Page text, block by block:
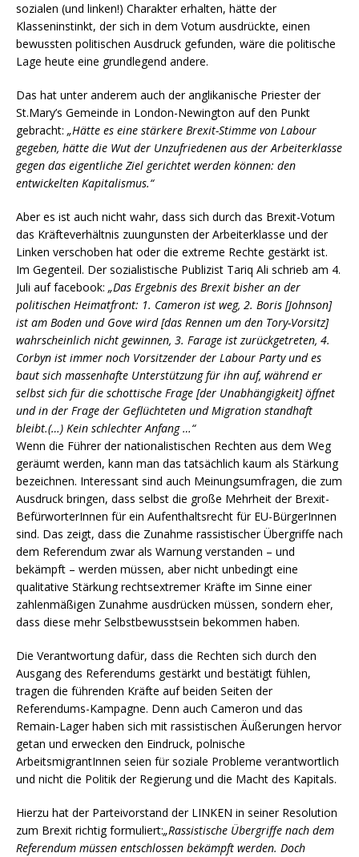
sozialen (und linken!) Charakter erhalten, hätte der
Klasseninstinkt, der sich in dem Votum ausdrückte, einen
bewussten politischen Ausdruck gefunden, wäre die politische
Lage heute eine grundlegend andere.
Das hat unter anderem auch der anglikanische Priester der
St.Mary’s Gemeinde in London-Newington auf den Punkt
gebracht: „Hätte es eine stärkere Brexit-Stimme von Labour
gegeben, hätte die Wut der Unzufriedenen aus der Arbeiterklasse
gegen das eigentliche Ziel gerichtet werden können: den
entwickelten Kapitalismus.“
Aber es ist auch nicht wahr, dass sich durch das Brexit-Votum
das Kräfteverhältnis zuungunsten der Arbeiterklasse und der
Linken verschoben hat oder die extreme Rechte gestärkt ist.
Im Gegenteil. Der sozialistische Publizist Tariq Ali schrieb am 4.
Juli auf facebook: „Das Ergebnis des Brexit bisher an der
politischen Heimatfront: 1. Cameron ist weg, 2. Boris [Johnson]
ist am Boden und Gove wird [das Rennen um den Tory-Vorsitz]
wahrscheinlich nicht gewinnen, 3. Farage ist zurückgetreten, 4.
Corbyn ist immer noch Vorsitzender der Labour Party und es
baut sich massenhafte Unterstützung für ihn auf, während er
selbst sich für die schottische Frage [der Unabhängigkeit] öffnet
und in der Frage der Geflüchteten und Migration standhaft
bleibt.(…) Kein schlechter Anfang …“
Wenn die Führer der nationalistischen Rechten aus dem Weg
geräumt werden, kann man das tatsächlich kaum als Stärkung
bezeichnen. Interessant sind auch Meinungsumfragen, die zum
Ausdruck bringen, dass selbst die große Mehrheit der Brexit-
BefürworterInnen für ein Aufenthaltsrecht für EU-BürgerInnen
sind. Das zeigt, dass die Zunahme rassistischer Übergriffe nach
dem Referendum zwar als Warnung verstanden – und
bekämpft – werden müssen, aber nicht unbedingt eine
qualitative Stärkung rechtsextremer Kräfte im Sinne einer
zahlenmäßigen Zunahme ausdrücken müssen, sondern eher,
dass diese mehr Selbstbewusstsein bekommen haben.
Die Verantwortung dafür, dass die Rechten sich durch den
Ausgang des Referendums gestärkt und bestätigt fühlen,
tragen die führenden Kräfte auf beiden Seiten der
Referendums-Kampagne. Denn auch Cameron und das
Remain-Lager haben sich mit rassistischen Äußerungen hervor
getan und erwecken den Eindruck, polnische
ArbeitsmigrantInnen seien für soziale Probleme verantwortlich
und nicht die Politik der Regierung und die Macht des Kapitals.
Hierzu hat der Parteivorstand der LINKEN in seiner Resolution
zum Brexit richtig formuliert:„Rassistische Übergriffe nach dem
Referendum müssen entschlossen bekämpft werden. Doch